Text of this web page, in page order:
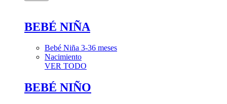
BEBÉ NIÑA
Bebé Niña 3-36 meses
Nacimiento
VER TODO
BEBÉ NIÑO